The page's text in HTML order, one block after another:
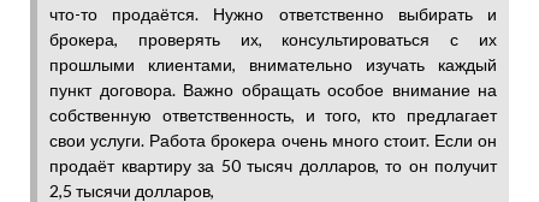
что-то продаётся. Нужно ответственно выбирать и
брокера, проверять их, консультироваться с их
прошлыми клиентами, внимательно изучать каждый
пункт договора. Важно обращать особое внимание на
собственную ответственность, и того, кто предлагает
свои услуги. Работа брокера очень много стоит. Если он
продаёт квартиру за 50 тысяч долларов, то он получит
2,5 тысячи долларов,